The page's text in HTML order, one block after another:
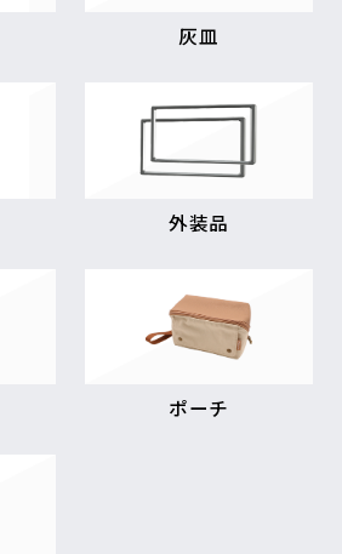
灰皿
外装品
ポーチ